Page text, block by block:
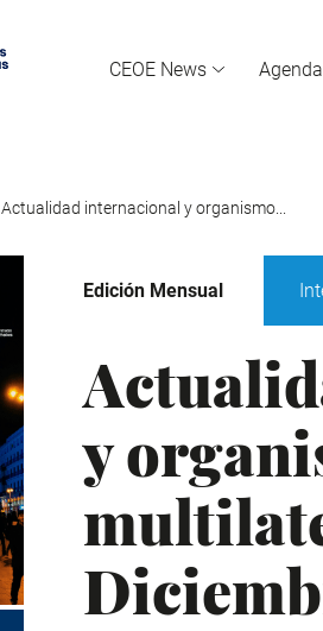
CEOE News Agenda
Actualidad internacional y organismo...
Edición Mensual
y